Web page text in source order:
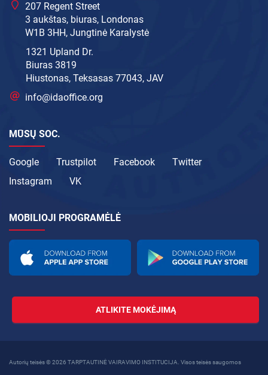
207 Regent Street
3 aukštas, biuras, Londonas
W1B 3HH, Jungtinė Karalystė
1321 Upland Dr.
Biuras 3819
Hiustonas, Teksasas 77043, JAV
info@idaoffice.org
MŪSŲ SOC.
Google Trustpilot Facebook
Twitter
Instagram
VK
MOBILIOJI PROGRAMĖLĖ
ATLIKITE MOKĖJIMĄ
Autorių teisės © 2026 TARPTAUTINĖ VAIRAVIMO INSTITUCIJA. Visos teisės saugomos